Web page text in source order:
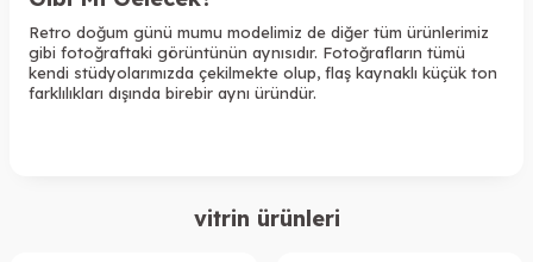
Retro doğum günü mumu modelimiz de diğer tüm ürünlerimiz
gibi fotoğraftaki görüntünün aynısıdır. Fotoğrafların tümü
kendi stüdyolarımızda çekilmekte olup, flaş kaynaklı küçük ton
farklılıkları dışında birebir aynı üründür.
vitrin ürünleri